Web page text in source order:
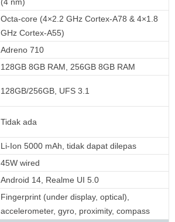
Octa-core (4×2.2 GHz Cortex-A78 & 4×1.8
GHz Cortex-A55)
Adreno 710
128GB 8GB RAM, 256GB 8GB RAM
128GB/256GB, UFS 3.1
Tidak ada
Li-Ion 5000 mAh, tidak dapat dilepas
45W wired
Android 14, Realme UI 5.0
Fingerprint (under display, optical),
accelerometer, gyro, proximity, compass